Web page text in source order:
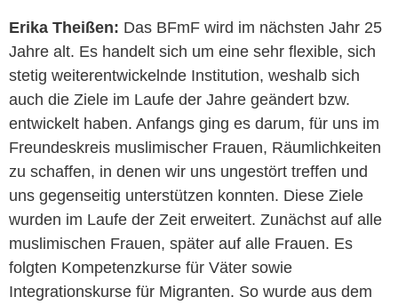
Erika Theißen: Das BFmF wird im nächsten Jahr 25
Jahre alt. Es handelt sich um eine sehr flexible, sich
stetig weiterentwickelnde Institution, weshalb sich
auch die Ziele im Laufe der Jahre geändert bzw.
entwickelt haben. Anfangs ging es darum, für uns im
Freundeskreis muslimischer Frauen, Räumlichkeiten
zu schaffen, in denen wir uns ungestört treffen und
uns gegenseitig unterstützen konnten. Diese Ziele
wurden im Laufe der Zeit erweitert. Zunächst auf alle
muslimischen Frauen, später auf alle Frauen. Es
folgten Kompetenzkurse für Väter sowie
Integrationskurse für Migranten. So wurde aus dem